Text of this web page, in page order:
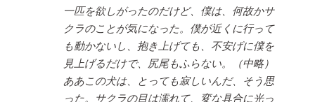
一匹を欲しがったのだけど、僕は、何故かサ
クラのことが気になった。僕が近くに行って
も動かないし、抱き上げても、不安げに僕を
見上げるだけで、尻尾もふらない。（中略）
ああこの犬は、とっても寂しいんだ、そう思
った。サクラの目は濡れて、変な具合に光っ